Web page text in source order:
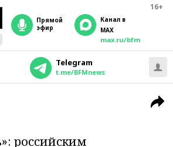
16+
прямой
эфир
Канал в
MAX
max.ru/bfm
Telegram
t.me/BFMnews
российским